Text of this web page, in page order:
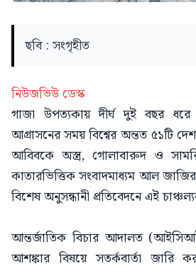
ছবি : সংগৃহীত
নিউজভিউ ডেস্ক
গাজা উপত্যকায় দীর্ঘ দুই বছর
আগ্রাসনের সময় বিশ্বের অন্তত ৫১টি
আবিবকে অস্ত্র, গোলাবারুদ ও
কাতারভিত্তিক সংবাদমাধ্যম আল
বিশেষ অনুসন্ধানী প্রতিবেদনে এই
আন্তর্জাতিক বিচার আদালত
আশঙ্কার বিষয়ে সতর্কবার্তা জারি